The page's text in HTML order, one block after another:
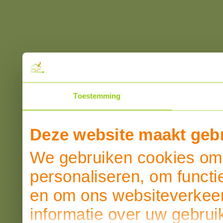
Toestemming
Deze website maakt
We gebruiken cookies
personaliseren, om
en om ons
informatie over uw